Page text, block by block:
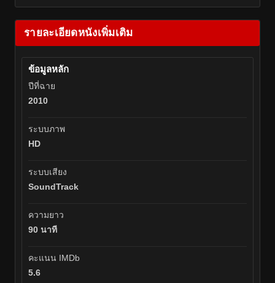
รายละเอียดหนังเพิ่มเติม
ข้อมูลหลัก
ปีที่ฉาย
2010
ระบบภาพ
HD
ระบบเสียง
SoundTrack
ความยาว
90 นาที
คะแนน IMDb
5.6